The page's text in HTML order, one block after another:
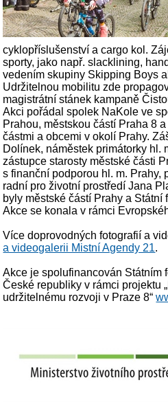
cyklopříslušenství a cargo kol.
sporty, jako např. slacklining,
vedením skupiny Skipping Boys
Udržitelnou mobilitu zde
magistrátní stánek kampaně
Akci pořádal spolek NaKole ve
Prahou, městskou částí Praha 8
částmi a obcemi v okolí Prahy.
Dolínek, náměstek primátorky hl.
zástupce starosty městské části
s finanční podporou hl. m. Prahy,
radní pro životní prostředí Jana
byly městské částí Prahy a
Akce se konala v rámci
Více doprovodných fotografií a
a videogalerii Mistní Agendy 21.
Akce je spolufinancován Státním
České republiky v rámci projektu
udržitelnému rozvoji v Praze 8“